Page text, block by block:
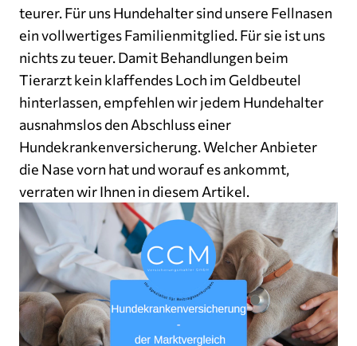
teurer. Für uns Hundehalter sind unsere Fellnasen
ein vollwertiges Familienmitglied. Für sie ist uns
nichts zu teuer. Damit Behandlungen beim
Tierarzt kein klaffendes Loch im Geldbeutel
hinterlassen, empfehlen wir jedem Hundehalter
ausnahmslos den Abschluss einer
Hundekrankenversicherung. Welcher Anbieter
die Nase vorn hat und worauf es ankommt,
verraten wir Ihnen in diesem Artikel.